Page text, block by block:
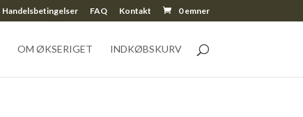
Handelsbetingelser FAQ Kontakt 0 emner
OM ØKSERIGET INDKØBSKURV